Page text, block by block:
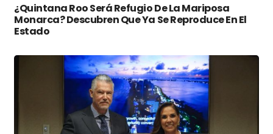
¿Quintana Roo Será Refugio De La Mariposa
Monarca? Descubren Que Ya Se Reproduce En El
Estado